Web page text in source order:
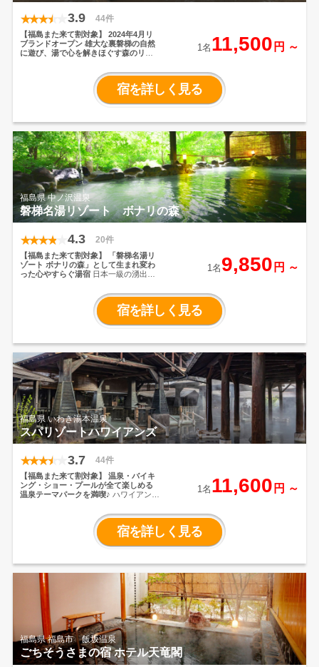
3.9 44件
【福島また来て割対象】
2024年4月リ
ブランドオープン雄大な裏磐梯の自然
に遊び、湯で心を解きほぐす森のリゾ
地「五色沼」まで徒歩約8分、雄大な磐
梯山を望む高原のリゾートホテル
1名 11,500 円 ～
宿を詳しく見る
福島県 中ノ沢温泉
磐梯名湯リゾート ボナリの森
4.3 20件
【福島また来て割対象】
「磐梯名湯リ
ゾート ボナリの森」として生まれ変わ
った心やすらぐ湯宿日本一級の湧出量
楽しみください。客室の窓からは大自
然を望むことができ、ゆったりとした
空間でお過ごしいただけます。郷土の
旬と味覚が織りなす料理で、武家文化
1名 9,850 円 ～
宿を詳しく見る
福島県 いわき湯本温泉
スパリゾートハワイアンズ
3.7 44件
【福島また来て割対象】
温泉・バイキ
ング・ショー・プールが全て楽しめる
温泉テーマパークを満喫♪ ハワイアンズ
7,140円相当）。江戸時代の湯屋（銭
湯）の風情と、温泉の原点である露天
風呂がたっぷり堪能できる浴槽面積男
女合わせて1000m²の世界最大の露天風
ます（子ども・幼児プールは除く）。
豊富な湯量のいわき湯本温泉を毎分各
テーマパークに供給しているので、新
鮮な温泉をぞんぶんにお楽しみいただ
けます。ハワイアンズのフラガールに
よる美しく情熱的なポリネシアンショ
ーも人気のイベント！ ▼スパリゾート
ハワイアンズ ウィルポート
https://yumeyado.jp/yado/1881 ▼スパリ
ゾートハワイアンズ モノリスタワー
1名 11,600 円 ～
宿を詳しく見る
福島県 福島市 飯坂温泉
ごちそうさまの宿 ホテル天竜閣